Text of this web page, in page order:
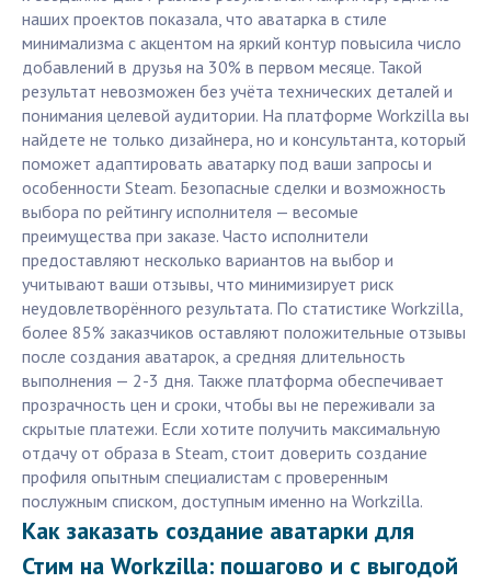
наших проектов показала, что аватарка в стиле
минимализма с акцентом на яркий контур повысила число
добавлений в друзья на 30% в первом месяце. Такой
результат невозможен без учёта технических деталей и
понимания целевой аудитории. На платформе Workzilla вы
найдете не только дизайнера, но и консультанта, который
поможет адаптировать аватарку под ваши запросы и
особенности Steam. Безопасные сделки и возможность
выбора по рейтингу исполнителя — весомые
преимущества при заказе. Часто исполнители
предоставляют несколько вариантов на выбор и
учитывают ваши отзывы, что минимизирует риск
неудовлетворённого результата. По статистике Workzilla,
более 85% заказчиков оставляют положительные отзывы
после создания аватарок, а средняя длительность
выполнения — 2-3 дня. Также платформа обеспечивает
прозрачность цен и сроки, чтобы вы не переживали за
скрытые платежи. Если хотите получить максимальную
отдачу от образа в Steam, стоит доверить создание
профиля опытным специалистам с проверенным
послужным списком, доступным именно на Workzilla.
Как заказать создание аватарки для
Стим на Workzilla: пошагово и с выгодой